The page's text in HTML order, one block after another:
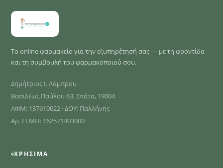
Το online φαρμακείο για την εξυπηρέτησή σας — με τη φροντίδα
και τη συμβουλή του φαρμακοποιού σου.
Δημήτριος Ι. Λάμπρου
Βασιλέως Παύλου 63, Σπάτα, 19004
ΑΦΜ: 137610022 · ΔΟΥ: Παλλήνης
Αρ. ΓΕΜΗ: 162571403000
ΧΡΉΣΙΜΑ